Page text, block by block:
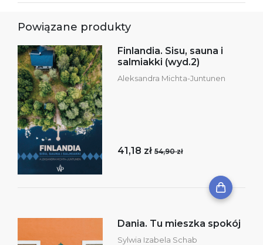
Powiązane produkty
Finlandia. Sisu, sauna i
salmiakki (wyd.2)
Aleksandra Michta-Juntunen
41,18 zł 54,90 zł
Dania. Tu mieszka spokój
Sylwia Izabela Schab